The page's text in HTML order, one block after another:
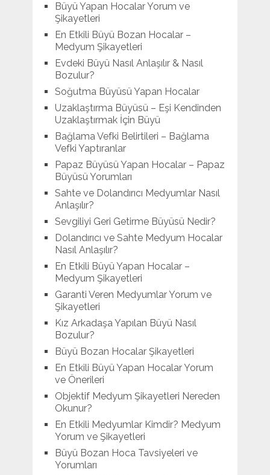
Büyü Yapan Hocalar Yorum ve
Şikayetleri
En Etkili Büyü Bozan Hocalar –
Medyum Şikayetleri
Evdeki Büyü Nasıl Anlaşılır & Nasıl
Bozulur?
Soğutma Büyüsü Yapan Hocalar
Uzaklaştırma Büyüsü – Eşi Kendinden
Uzaklaştırmak İçin Büyü
Bağlama Vefki Belirtileri – Bağlama
Vefki Yaptıranlar
Papaz Büyüsü Yapan Hocalar – Papaz
Büyüsü Yorumları
Sahte ve Dolandırıcı Medyumlar Nasıl
Anlaşılır?
Sevgiliyi Geri Getirme Büyüsü Nedir?
Dolandırıcı ve Sahte Medyum Hocalar
Nasıl Anlaşılır?
En Etkili Büyü Yapan Hocalar –
Medyum Şikayetleri
Garanti Veren Medyumlar Yorum ve
Şikayetleri
Kız Arkadaşa Yapılan Büyü Nasıl
Bozulur?
Büyü Bozan Hocalar Şikayetleri
En Etkili Büyü Yapan Hocalar Yorum
ve Önerileri
Objektif Medyum Şikayetleri Nereden
Okunur?
En Etkili Medyumlar Kimdir? Medyum
Yorum ve Şikayetleri
Büyü Bozan Hoca Tavsiyeleri ve
Yorumları